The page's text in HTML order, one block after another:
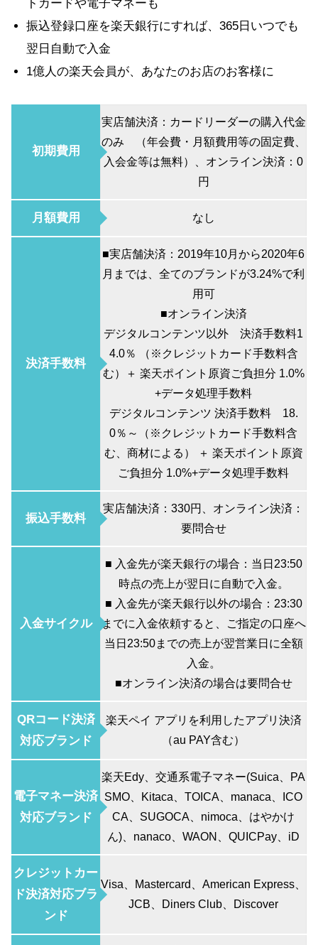
トカードや電子マネーも
振込登録口座を楽天銀行にすれば、365日いつでも
翌日自動で入金
1億人の楽天会員が、あなたのお店のお客様に
初期費用
実店舗決済：カードリーダーの購入代金
のみ （年会費・月額費用等の固定費、
入会金等は無料）、オンライン決済：0
円
月額費用 なし
決済手数料
■実店舗決済：2019年10月から2020年6
月までは、全てのブランドが3.24%で利
用可
■オンライン決済
デジタルコンテンツ以外 決済手数料1
4.0％ （※クレジットカード手数料含
む）＋ 楽天ポイント原資ご負担分 1.0%
+データ処理手数料
デジタルコンテンツ 決済手数料 18.
0％～（※クレジットカード手数料含
む、商材による） ＋ 楽天ポイント原資
ご負担分 1.0%+データ処理手数料
振込手数料
実店舗決済：330円、オンライン決済：
要問合せ
入金サイクル
■ 入金先が楽天銀行の場合：当日23:50
時点の売上が翌日に自動で入金。
■ 入金先が楽天銀行以外の場合：23:30
までに入金依頼すると、ご指定の口座へ
当日23:50までの売上が翌営業日に全額
入金。
■オンライン決済の場合は要問合せ
QRコード決済
対応ブランド
楽天ペイ アプリを利用したアプリ決済
（au PAY含む）
電子マネー決済
対応ブランド
楽天Edy、交通系電子マネー(Suica、PA
SMO、Kitaca、TOICA、manaca、ICO
CA、SUGOCA、nimoca、はやかけ
ん)、nanaco、WAON、QUICPay、iD
クレジットカー
ド決済対応ブラ
ンド
Visa、Mastercard、American Express、
JCB、Diners Club、Discover